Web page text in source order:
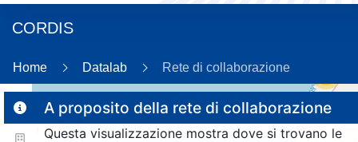
CORDIS
Home Datalab Rete di collaborazione
A proposito della rete di collaborazione
Questa visualizzazione mostra dove si trovano le